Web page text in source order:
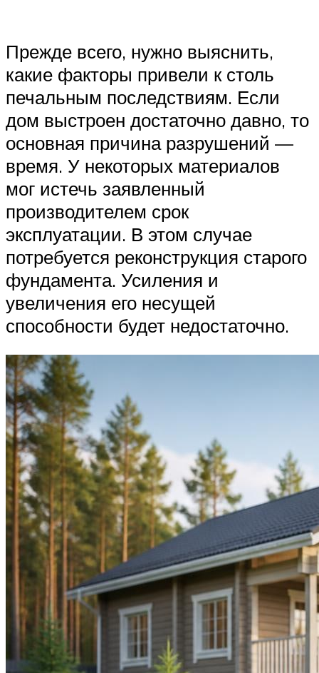
Прежде всего, нужно выяснить,
какие факторы привели к столь
печальным последствиям. Если
дом выстроен достаточно давно, то
основная причина разрушений —
время. У некоторых материалов
мог истечь заявленный
производителем срок
эксплуатации. В этом случае
потребуется реконструкция старого
фундамента. Усиления и
увеличения его несущей
способности будет недостаточно.